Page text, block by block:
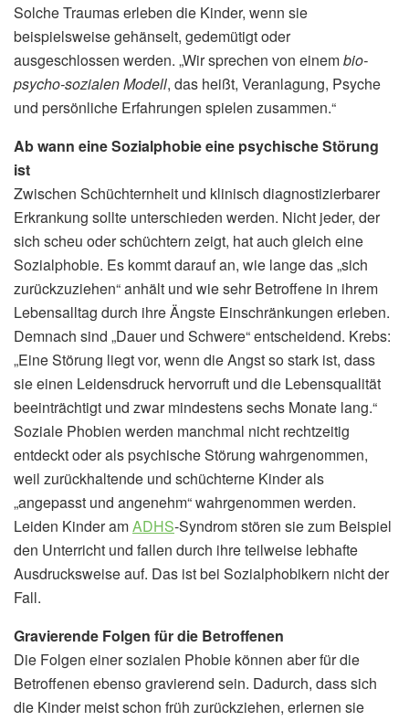
Solche Traumas erleben die Kinder, wenn sie
beispielsweise gehänselt, gedemütigt oder
ausgeschlossen werden. „Wir sprechen von einembio-
psycho-sozialen Modell, das heißt, Veranlagung, Psyche
und persönliche Erfahrungen spielen zusammen.“
Ab wann eine Sozialphobie eine psychische Störung
ist
Zwischen Schüchternheit und klinisch diagnostizierbarer
Erkrankung sollte unterschieden werden. Nicht jeder, der
sich scheu oder schüchtern zeigt, hat auch gleich eine
Sozialphobie. Es kommt darauf an, wie lange das „sich
zurückzuziehen“ anhält und wie sehr Betroffene in ihrem
Lebensalltag durch ihre Ängste Einschränkungen erleben.
Demnach sind „Dauer und Schwere“ entscheidend. Krebs:
„Eine Störung liegt vor, wenn die Angst so stark ist, dass
sie einen Leidensdruck hervorruft und die Lebensqualität
beeinträchtigt und zwar mindestens sechs Monate lang.“
Soziale Phobien werden manchmal nicht rechtzeitig
entdeckt oder als psychische Störung wahrgenommen,
weil zurückhaltende und schüchterne Kinder als
„angepasst und angenehm“ wahrgenommen werden.
Leiden Kinder amADHS-Syndrom stören sie zum Beispiel
den Unterricht und fallen durch ihre teilweise lebhafte
Ausdrucksweise auf. Das ist bei Sozialphobikern nicht der
Fall.
Gravierende Folgen für die Betroffenen
Die Folgen einer sozialen Phobie können aber für die
Betroffenen ebenso gravierend sein. Dadurch, dass sich
die Kinder meist schon früh zurückziehen, erlernen sie